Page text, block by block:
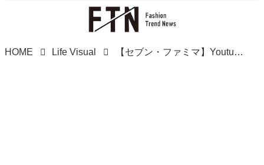
HOME Life Visual 【セブン・ファミマ】Youtuberも『ガチ絶賛』！！ 極上と話題の「菓子パン」をチェック！